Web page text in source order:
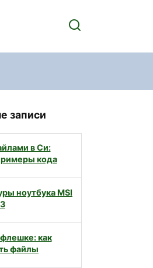
записи
в Си:
кода
ноутбука MSI
как
файлы